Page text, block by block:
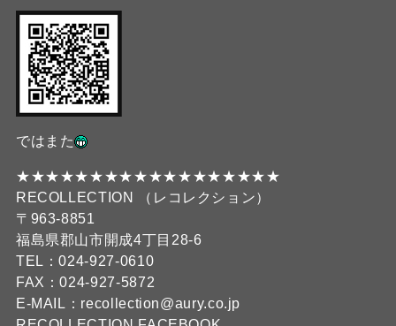
ではまた
★★★★★★★★★★★★★★★★★★
RECOLLECTION （レコレクション）
〒963-8851
福島県郡山市開成4丁目28-6
TEL：024-927-0610
FAX：024-927-5872
E-MAIL：recollection@aury.co.jp